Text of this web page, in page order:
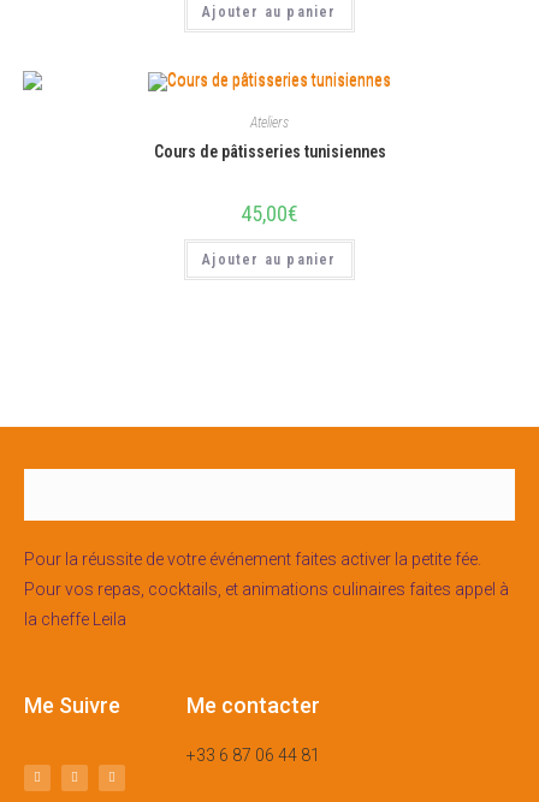
Ajouter au panier
Ateliers
Cours de pâtisseries tunisiennes
45,00€
Ajouter au panier
Pour la réussite de votre événement faites activer la petite fée.
Pour vos repas, cocktails, et animations culinaires faites appel à
la cheffe Leila
Me Suivre Me contacter
+33 6 87 06 44 81